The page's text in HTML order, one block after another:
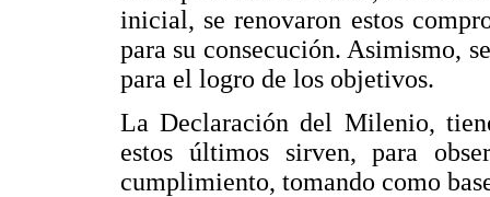
inicial, se renovaron estos
para su consecución. Asimismo,
para el logro de los objetivos.
La Declaración del Milenio,
estos últimos sirven, para
cumplimiento, tomando como